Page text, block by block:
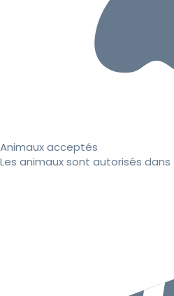
Animaux acceptés
Les animaux sont autorisés